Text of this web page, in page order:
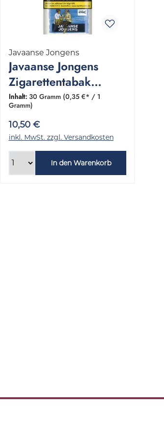
Javaanse Jongens
Javaanse Jongens
Zigarettentabak
Halfzware 1 Pouch 30
Gramm
Inhalt: 30 Gramm (0,35 €* / 1
Gramm)
10,50 €
inkl. MwSt. zzgl. Versandkosten
In den Warenkorb